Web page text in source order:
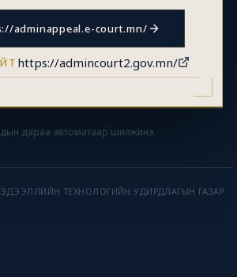
adminappeal.e-court.mn/
https://admincourt2.gov.mn/
дараа автоматаар шилжинэ
ТЕХНОЛОГИЙН УДИРДЛАГЫН ГАЗАР